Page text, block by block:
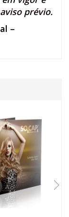
prévio.
–